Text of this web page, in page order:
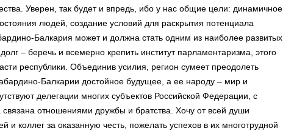
Уверен, так будет и впредь, ибо у нас общие цели: динамичное
людей, создание условий для раскрытия потенциала
Балкария может и должна стать одним из наиболее развитых
– беречь и всемерно крепить институт парламентаризма, этого
республики. Объединив усилия, регион сумеет преодолеть
Балкарии достойное будущее, а ее народу – мир и
делегации многих субъектов Российской Федерации, с
отношениями дружбы и братства. Хочу от всей души
и коллег за оказанную честь, пожелать успехов в их многотрудной